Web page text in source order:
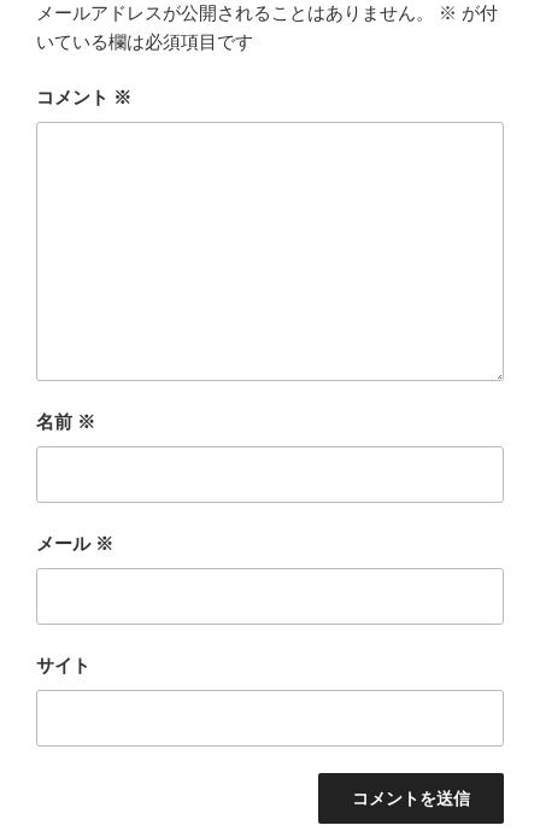
メールアドレスが公開されることはありません。 ※ が付
いている欄は必須項目です
コメント ※
名前 ※
メール ※
サイト